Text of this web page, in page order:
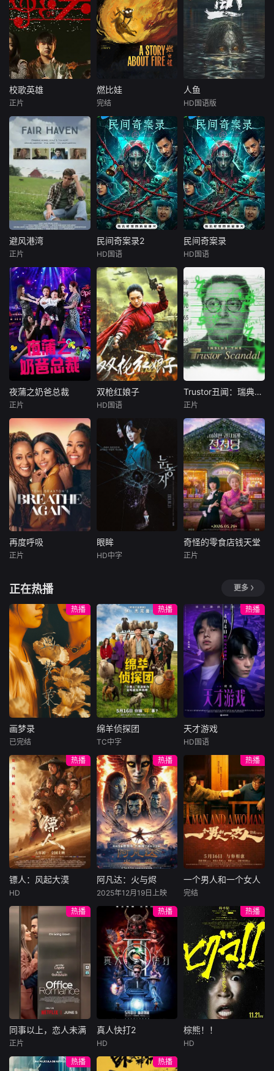
校歌英雄
黄黎
叛逆富二代叛逆为
躲爹妈安排，偷报
音乐专业，开学撩
学姐，为校花与校
草开战，背后搞小
动作坑对手又坑队
友；寒门工科妹靠
兼职偷师学音乐，
一边端盘子一边写
歌逆袭。校园歌曲
战，看废柴二代如
何洗白，草
校歌英雄
正片
燃比娃
影片故事源自羌族
神话，讲述了一只
被人类抚养长大的
猴子，追寻母亲阿
勿巴吉（周迅 配
音）的足迹，踏上
神山探寻“温暖”之
谜的旅程。他在“恐
惧之兽”口中夺取火
种，烈焰焚身，褪
去毛发，涅槃成
燃比娃
完结
人鱼
影片讲述了主人公
韩郝（樊少皇饰）
为了营救意外被困
秘密实验室的儿
子，勇往直前，与
不明生物“人鱼”斗
智斗勇，凭借着坚
韧的信念和超群的
智慧带领被困小
队，历经重重危
机。一场紧张刺激
开……
人鱼
HD国语版
避风港湾
迈克尔·格兰特
故事讲述在美国东
北部一个小镇的农
场，一个怀抱音乐
理想的男孩，在追
求爱情与理想的道
路上历经的艰辛。
男主人公曾被迫接
受性向矫正治疗，
在另一个男孩爱情
的感召下，他终于
深处的渴望。但
是，他们的
避风港湾
正片
民间奇案录2
张雪菡
患有妄想症的
警察张天盛遇上一
起离奇的神像杀人
事件，勘案过程
中，牵引出“婴胎报
仇”，“娘娘索命”等
一连串妖异事件，
张天盛虽被种种诡
怪幻象阻碍，却坚
信这是藏在迷信后
向封建传统宣战，
敢于
民间奇案录2
HD国语
民间奇案录
张雪菡
患有妄想症的
警察张天盛遇上一
起离奇的神像杀人
事件，勘案过程
中，牵引出“婴胎报
仇”，“娘娘索命”等
一连串妖异事件，
怪幻象阻碍，却坚
信这是藏在迷信后
向封建传统宣战，
敢于
民间奇案录
HD国语
夜蒲之奶爸总裁
媛媛
这一是部讲述酷爱
夜生活的富二代沈
晓丁，意外接受一
个两岁的孩子闯入
生活的故事，并且
这个孩子还是自己
的儿子。当上爸爸
沈晓丁与之前的性
格发生了惊人的转
变，故事在诙谐、
进，在与
夜蒲之奶爸总裁
正片
双枪红娘子
王品一
1938年，高胜
男新婚之日，丈夫
被日军残害，父辈
亦遭屠戮。她举枪
聚义，屡袭敌寇威
震四方，后得八路
军指点决心投身革
命。日军欲诱杀高
胜男，她孤身赴战
舍命换乡亲周全。
双枪红娘子
HD国语
Trustor丑闻：瑞典金融案内幕
网飞投资了两部新
的瑞典电影——包
括由卡琳·af·克林伯
格和特蕾莎·奥尔登
拍摄的纪录片《信
任者》,讲述了瑞典
最臭名昭著的生态
犯罪之一。在这
里，约阿希姆·波塞
纳站出来，用他自
己的话讲述了关于
Trustor丑闻：瑞典金融案内幕
正片
再度呼吸
暂无简介
再度呼吸
正片
眼眸
族遗传病而导致视
力逐渐丧失的摄影
师瑞真展开。在面
对跨越视力障碍、
好不容易成为陶艺
家却离奇身亡的双
胞胎妹妹瑞音时，
瑞真孤身一人踏上
了挖掘死亡真相的
道路，并在黑暗的
边缘与隐藏的真相
正面交锋
眼眸
HD中字
奇怪的零食店钱天堂
奇怪的零食店钱天堂
正片
正在热播 更多
热播
画梦录
林柏叡
民国的上海滩，身
怀绝技的孤女画师
许雁真，意外与身
陷危局的融汇银行
总账姜心羽产生交
集。姜心羽遭人陷
害，只得与许雁真
结盟，彼时银行欲
将国宝名画低价卖
给外国人，许雁真
仿造名画、偷天换
日。几经波折，两
人联手在各方势力
的夹缝间巧妙周
旋，共历险阻，破
解重重困境。
画梦录
已完结
热播
绵羊侦探团
尼可拉斯·博朗
尼古拉斯·加利齐纳
牧羊人乔治
（休·杰克曼饰）最
爱给羊群读侦探小
说，没想到自己有
一天会离奇死亡。
他留下的3000万
巨额遗产，让每个
人貌似都有犯罪动
机。警察毫无头绪
“不务正业”迈出牧
场，追查牧羊人“躺
平
绵羊侦探团
TC中字
热播
天才游戏
李蔓瑄
穷途末路的天才少
年刘全龙（彭昱畅
饰），被偏执富家
公子陈伦（丁禹兮
饰）选中，被迫踏
入一场为他量身打
造的“换命游戏”。
豪华别墅、名车名
表、神秘女友全部
备齐，在陈伦的精
瞬间拥有顶配人
生。
天才游戏
HD国语
热播
镖人：风起大漠
于适
大漠之上，镖人、
官府、西域五大家
族等多方势力盘根
错节、暗潮涌动。
“天字第二号逃犯”
刀马接下特殊押镖
任务，和同伴一起
从西域护镖远赴长
安。不料，他们的
护送对象竟是“天字
郎……天下熙熙皆
镖人：风起大漠
HD
热播
阿凡达：火与烬
佐伊·索尔达娜
西格妮·韦弗
影片聚焦杰克·萨利
与奈蒂莉一家的命
运起伏，在前作的
情感余波之上，深
刻描绘一个家族在
战火中如何成长、
并共同守护血脉相
连的情感纽带的历
程，从而将故事推
维度。此外，潘多
阿凡达：火与烬
2025年12月19日上映
热播
一个男人和一个女人
周汉宁
男人（黄渤
饰）和女人（倪妮
饰）飞机同时落
地，入住同一家酒
店，成为一墙之隔
的邻居。不够隔音
的房间暴露了男人
和女人因生活暂停
陷入的困境，健
康、家庭、婚姻、
一个男人和一个女人
完结
热播
同事以上，恋人未满
布雷特·戈德斯坦
同事以上，恋人未满
正片
热播
真人快打2
阿德莱恩·鲁道夫
真人快打2
HD
热播
棕熊！！
棕熊！！
HD
热播
热播